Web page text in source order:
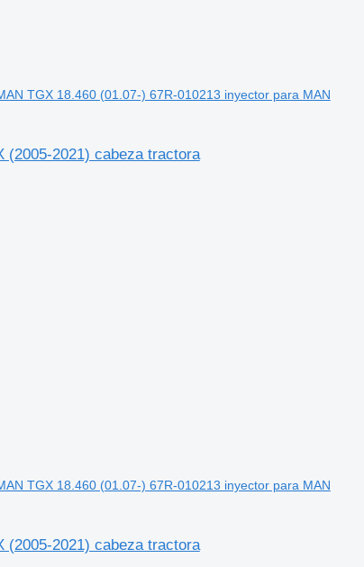
TGX 18.460 (01.07-) 67R-010213 inyector para MAN
(2005-2021) cabeza tractora
TGX 18.460 (01.07-) 67R-010213 inyector para MAN
(2005-2021) cabeza tractora